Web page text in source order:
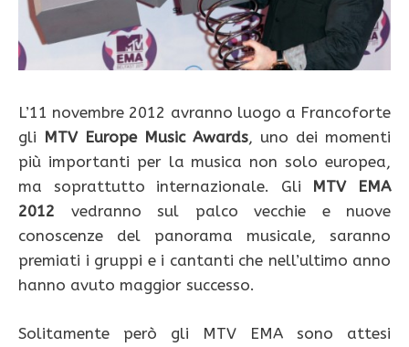
L’11 novembre 2012 avranno luogo a Francoforte
gli MTV Europe Music Awards, uno dei momenti
più importanti per la musica non solo europea,
ma soprattutto internazionale. Gli MTV EMA
2012 vedranno sul palco vecchie e nuove
conoscenze del panorama musicale, saranno
premiati i gruppi e i cantanti che nell’ultimo anno
hanno avuto maggior successo.
Solitamente però gli MTV EMA sono attesi